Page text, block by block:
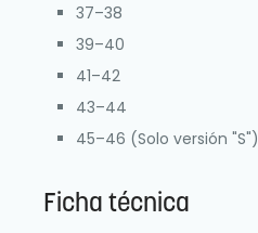
37–38
39–40
41–42
43–44
45–46 (Solo versión "S")
Ficha técnica